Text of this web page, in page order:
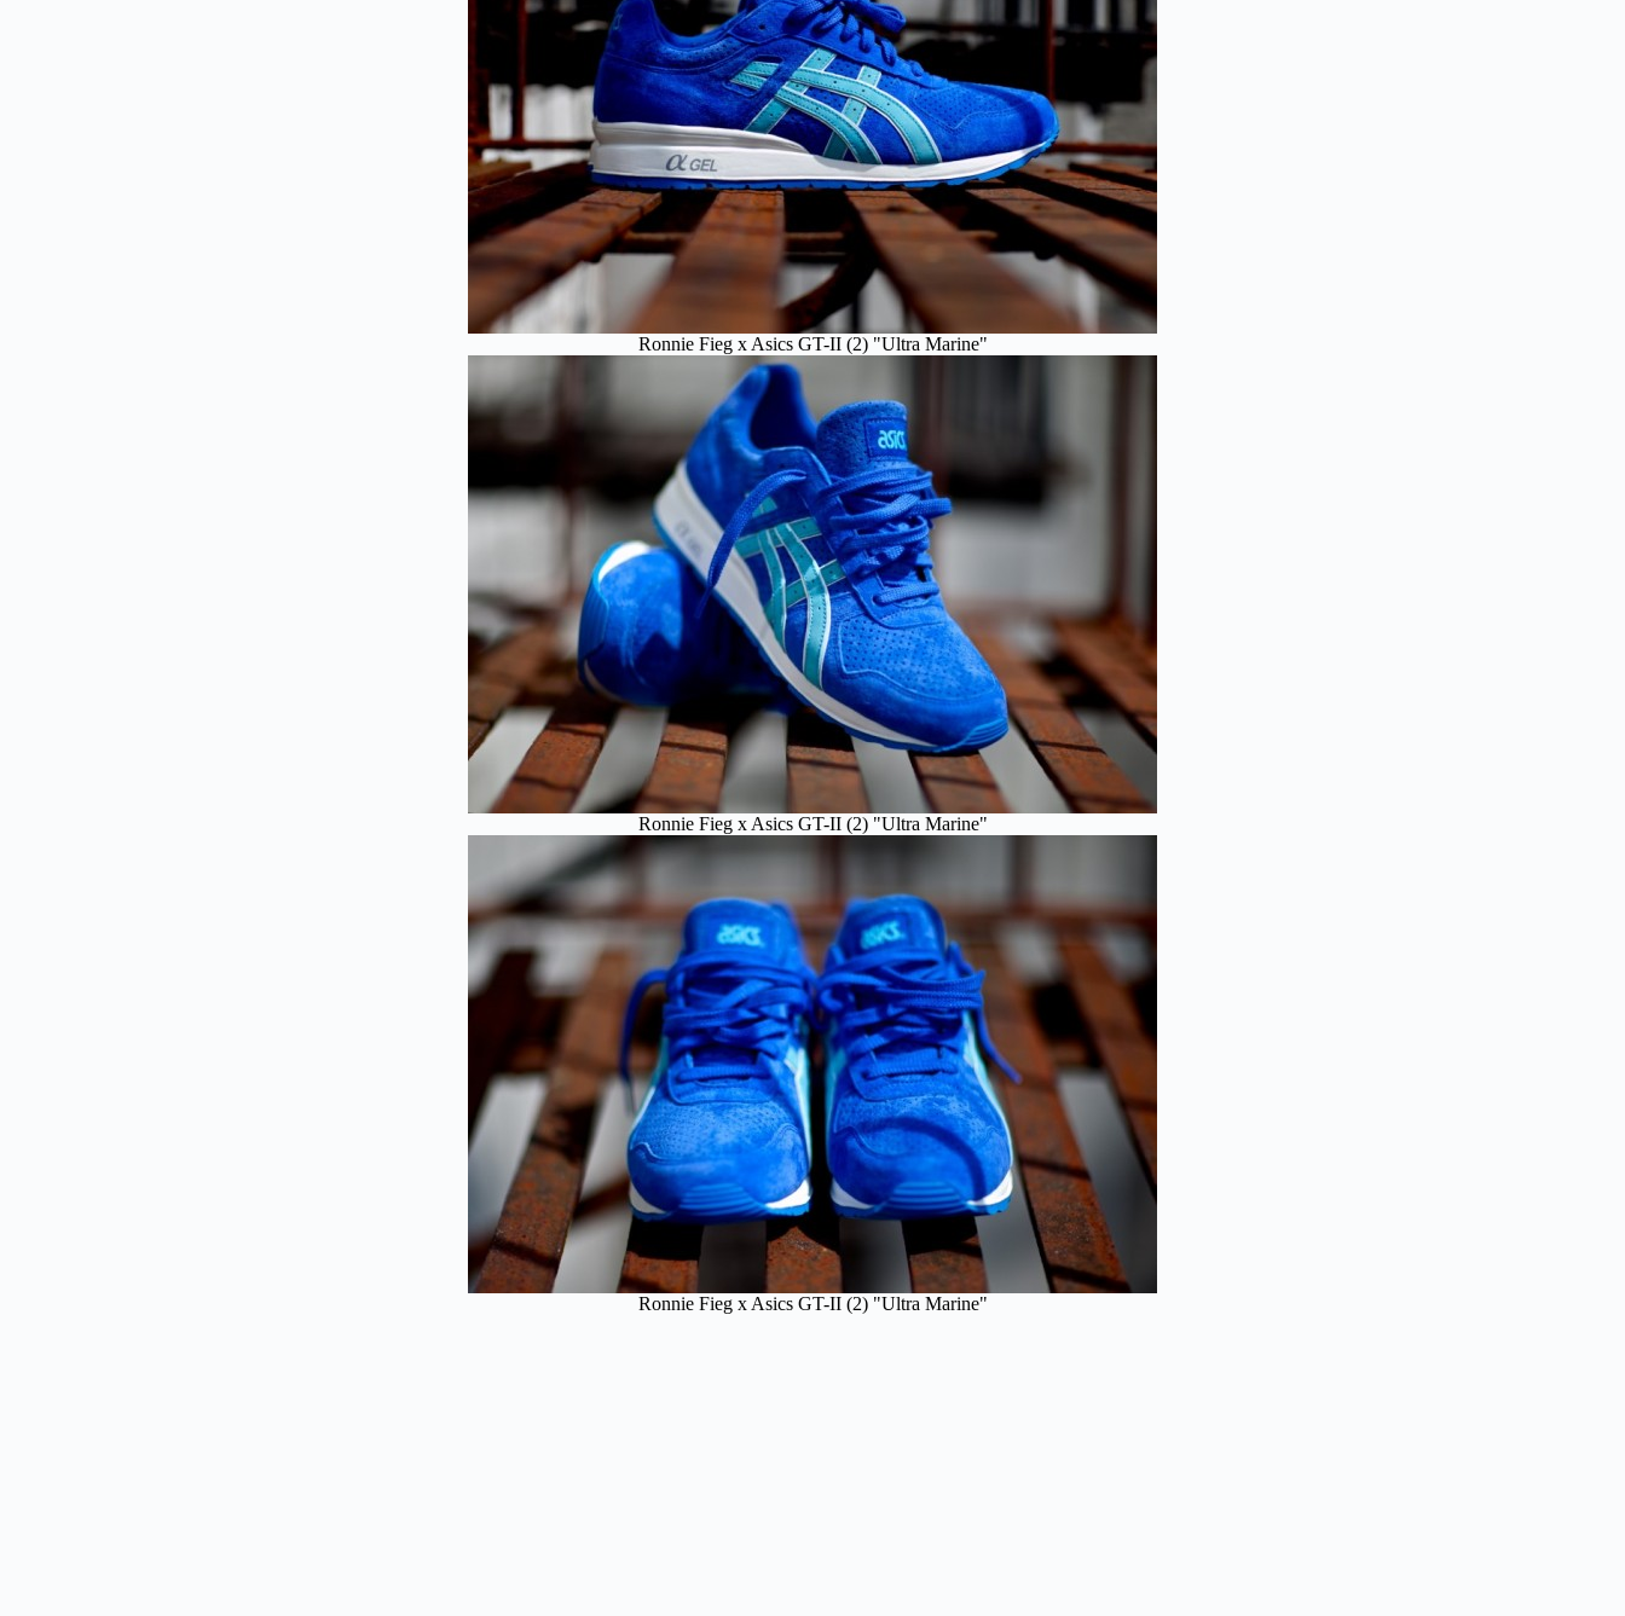
Ronnie Fieg x Asics GT-II (2) "Ultra Marine"
Ronnie Fieg x Asics GT-II (2) "Ultra Marine"
Ronnie Fieg x Asics GT-II (2) "Ultra Marine"